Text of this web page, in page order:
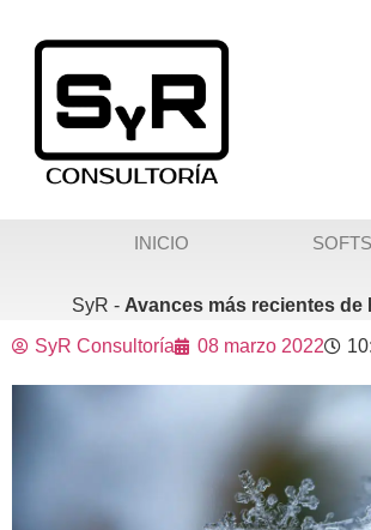
INICIO
SyR - Avances más recientes de
SyR Consultoría
08 marzo 2022